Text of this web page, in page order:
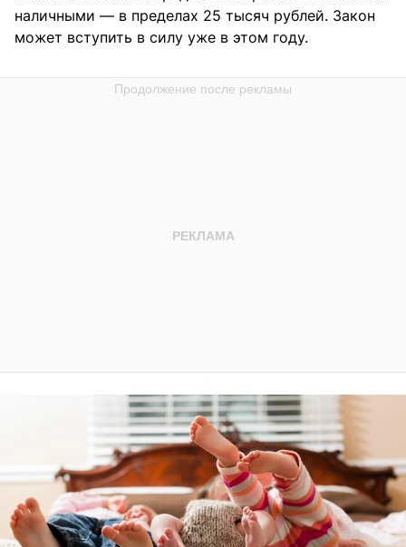
наличными — в пределах 25 тысяч рублей. Закон
может вступить в силу уже в этом году.